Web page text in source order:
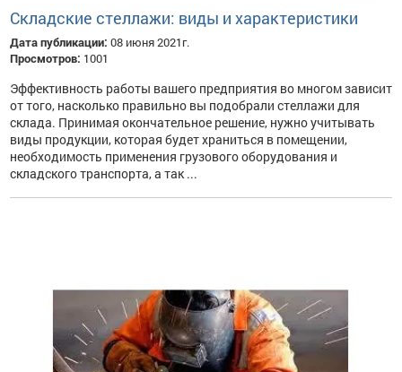
Складские стеллажи: виды и характеристики
Дата публикации: 08 июня 2021г.
Просмотров: 1001
Эффективность работы вашего предприятия во многом зависит
от того, насколько правильно вы подобрали стеллажи для
склада. Принимая окончательное решение, нужно учитывать
виды продукции, которая будет храниться в помещении,
необходимость применения грузового оборудования и
складского транспорта, а так ...